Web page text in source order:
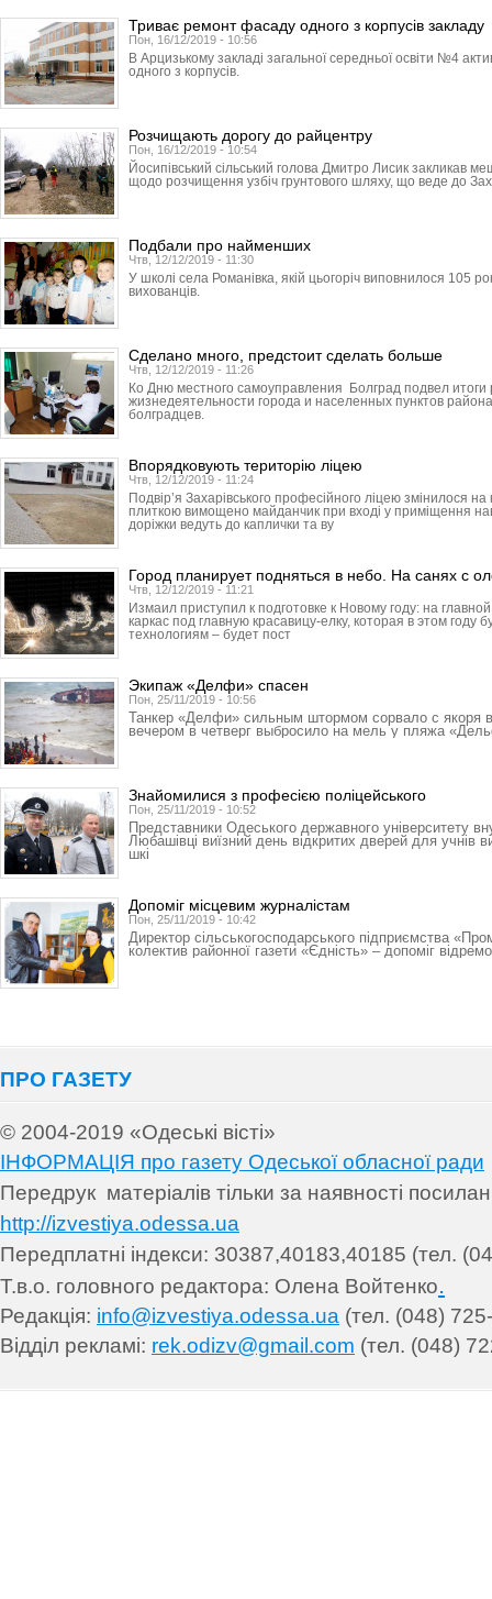
Триває ремонт фасаду одного з корпусів закладу
Пон, 16/12/2019 - 10:56
В Арцизькому закладі загальної середньої освіти №4
одного з корпусів.
Розчищають дорогу до райцентру
Пон, 16/12/2019 - 10:54
Йосипівський сільський голова Дмитро Лисик закликав
щодо розчищення узбіч грунтового шляху, що веде до
Подбали про найменших
Чтв, 12/12/2019 - 11:30
У школі села Романівка, якій цьогоріч виповнилося 105
вихованців.
Сделано много, предстоит сделать больше
Чтв, 12/12/2019 - 11:26
Ко Дню местного самоуправления Болград подвел
жизнедеятельности города и населенных пунктов
болградцев.
Впорядковують територію ліцею
Чтв, 12/12/2019 - 11:24
Подвір’я Захарівського професійного ліцею змінилося
плиткою вимощено майданчик при вході у приміщення
доріжки ведуть до каплички та ву
Город планирует подняться в небо. На санях с
Чтв, 12/12/2019 - 11:21
Измаил приступил к подготовке к Новому году: на
каркас под главную красавицу-елку, которая в этом году
технологиям – будет пост
Экипаж «Делфи» спасен
Пон, 25/11/2019 - 10:56
Танкер «Делфи» сильным штормом сорвало с якоря
вечером в четверг выбросило на мель у пляжа
Знайомилися з професією поліцейського
Пон, 25/11/2019 - 10:52
Представники Одеського державного університету
Любашівці виїзний день відкритих дверей для учнів
шкі
Допоміг місцевим журналістам
Пон, 25/11/2019 - 10:42
Директор сільськогосподарського підприємства
колектив районної газети «Єдність» – допоміг
ПРО ГАЗЕТУ
© 2004-2019 «Одеські вісті»
ІНФОРМАЦІЯ про газету Одеської обласної ради
Передрук матеріалів тільки за наявності
http://izvestiya.odessa.ua
Передплатні індекси: 30387,40183,40185 (тел.
Т.в.о. головного редактора: Олена Войтенко.
Редакція: info@izvestiya.odessa.ua (тел. (048)
Відділ рекламі: rek.odizv@gmail.com (тел. (048)